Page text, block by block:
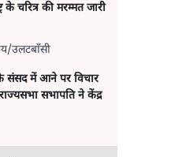
के चरित्र की मरम्मत जारी
उलटबाँसी
संसद में आने पर विचार
सभापति ने केंद्र